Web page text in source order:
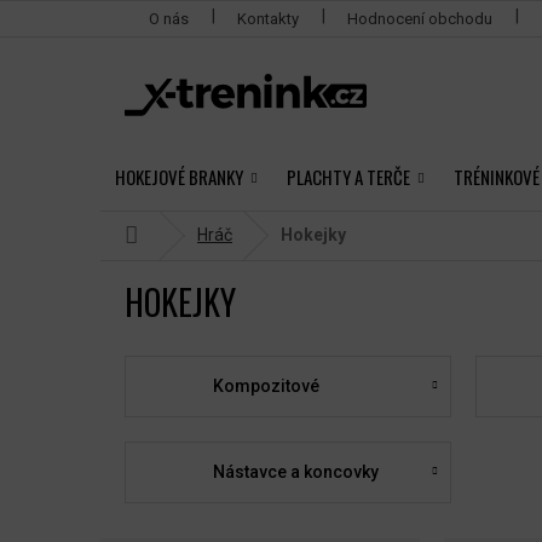
O nás Kontakty Hodnocení obchodu
HOKEJOVÉ BRANKY PLACHTY A TERČE
Hráč Hokejky
HOKEJKY
Kompozitové
Nástavce a koncovky